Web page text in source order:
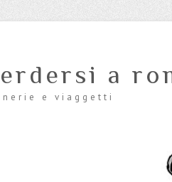
a
e viaggetti